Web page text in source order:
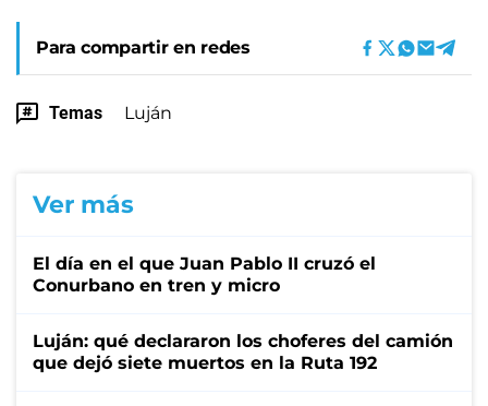
Para compartir en redes
Temas Luján
Ver más
El día en el que Juan Pablo II cruzó el
Conurbano en tren y micro
Luján: qué declararon los choferes del camión
que dejó siete muertos en la Ruta 192